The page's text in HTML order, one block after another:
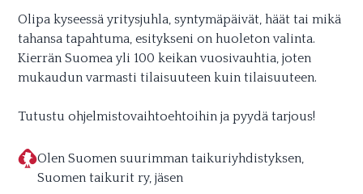
Olipa kyseessä yritysjuhla, syntymäpäivät, häät tai mikä
tahansa tapahtuma, esitykseni on huoleton valinta.
Kierrän Suomea yli 100 keikan vuosivauhtia, joten
mukaudun varmasti tilaisuuteen kuin tilaisuuteen.
Tutustu ohjelmistovaihtoehtoihin ja pyydä tarjous!
Olen Suomen suurimman taikuriyhdistyksen,
Suomen taikurit ry, jäsen